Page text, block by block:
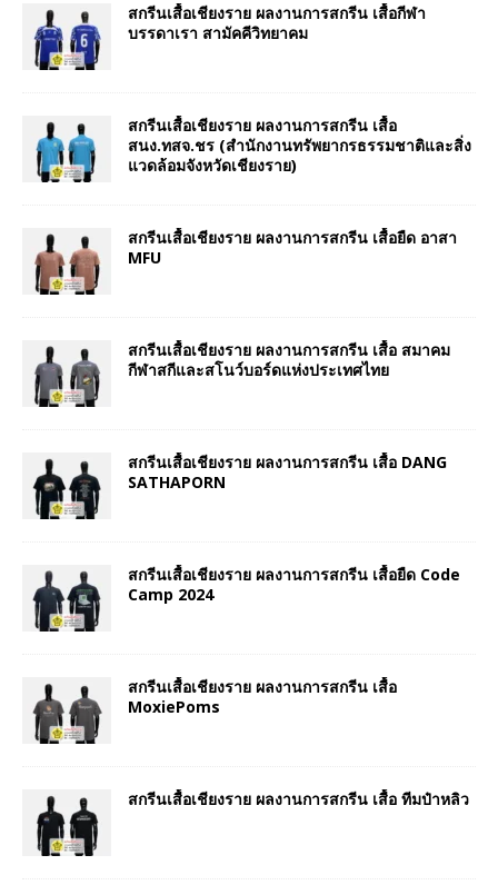
สกรีนเสื้อเชียงราย ผลงานการสกรีน เสื้อกีฬา
บรรดาเรา สามัคคีวิทยาคม
สกรีนเสื้อเชียงราย ผลงานการสกรีน เสื้อ
สนง.ทสจ.ชร (สำนักงานทรัพยากรธรรมชาติและสิ่ง
แวดล้อมจังหวัดเชียงราย)
สกรีนเสื้อเชียงราย ผลงานการสกรีน เสื้อยืด อาสา
MFU
สกรีนเสื้อเชียงราย ผลงานการสกรีน เสื้อ สมาคม
กีฬาสกีและสโนว์บอร์ดแห่งประเทศไทย
สกรีนเสื้อเชียงราย ผลงานการสกรีน เสื้อ DANG
SATHAPORN
สกรีนเสื้อเชียงราย ผลงานการสกรีน เสื้อยืด Code
Camp 2024
สกรีนเสื้อเชียงราย ผลงานการสกรีน เสื้อ
MoxiePoms
สกรีนเสื้อเชียงราย ผลงานการสกรีน เสื้อ ทีมป๋าหลิว